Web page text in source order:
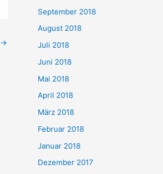
→
September 2018
August 2018
Juli 2018
Juni 2018
Mai 2018
April 2018
März 2018
Februar 2018
Januar 2018
Dezember 2017